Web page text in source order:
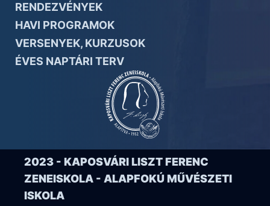
RENDEZVÉNYEK
HAVI PROGRAMOK
VERSENYEK, KURZUSOK
ÉVES NAPTÁRI TERV
2023 - KAPOSVÁRI LISZT FERENC
ZENEISKOLA - ALAPFOKÚ MŰVÉSZETI
ISKOLA